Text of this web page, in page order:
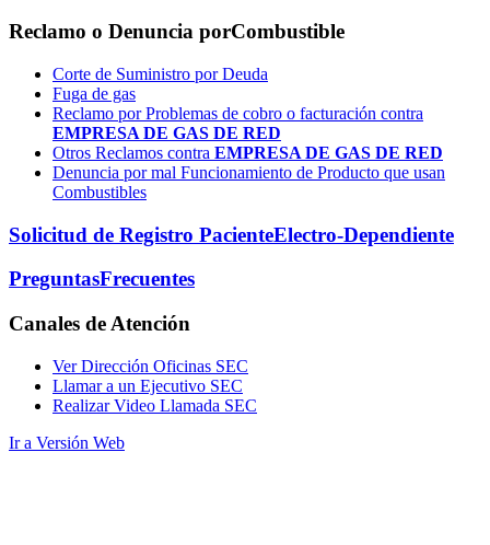
Reclamo o Denuncia porCombustible
Corte de Suministro por Deuda
Fuga de gas
Reclamo por Problemas de cobro o facturación contra
EMPRESA DE GAS DE RED
Otros Reclamos contra EMPRESA DE GAS DE RED
Denuncia por mal Funcionamiento de Producto que usan
Combustibles
Solicitud de Registro PacienteElectro-Dependiente
PreguntasFrecuentes
Canales de Atención
Ver Dirección Oficinas SEC
Llamar a un Ejecutivo SEC
Realizar Video Llamada SEC
Ir a Versión Web